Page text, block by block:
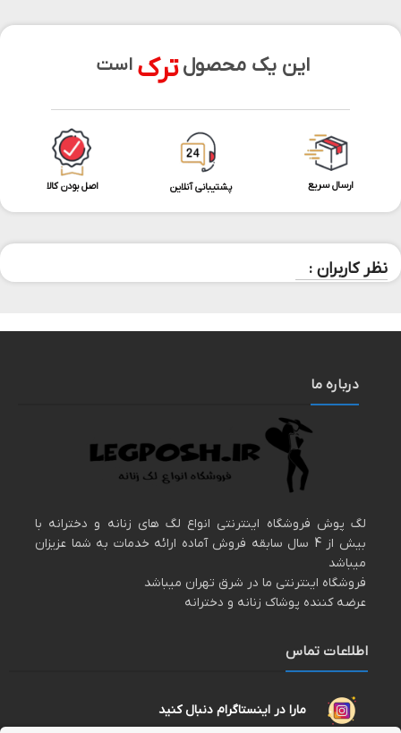
این یک محصول ترک است
ارسال سریع پشتیبانی آنلاین اصل بودن کالا
نظر کاربران :
درباره ما
لگ پوش فروشگاه اینترنتی انواع لگ های زنانه و دخترانه با
بیش از 4 سال سابقه فروش آماده ارائه خدمات به شما عزیزان
میباشد
فروشگاه اینترنتی ما در شرق تهران میباشد
عرضه کننده پوشاک زنانه و دخترانه
اطلاعات تماس
مارا در اینستاگرام دنبال کنید